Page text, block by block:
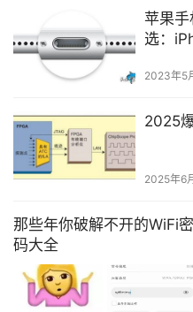
苹果
选：
2023年5
2025
2025年6
那些年你破解不开的WiFi
码大全